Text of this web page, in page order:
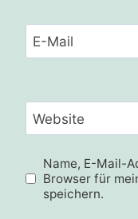
E-Mail
Website
Name, E-Mail-
Browser für
speichern.